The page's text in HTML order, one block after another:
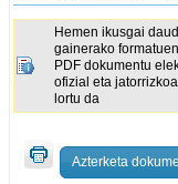
Hemen ikusgai
gainerako
PDF dokumentu
ofizial eta
lortu da
Azterketa